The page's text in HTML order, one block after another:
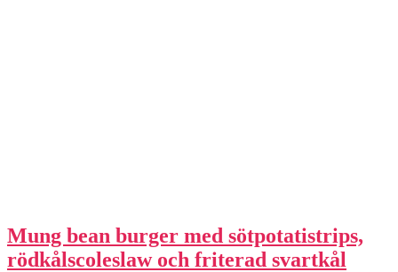
Mung bean burger med sötpotatistrips,
rödkålscoleslaw och friterad svartkål